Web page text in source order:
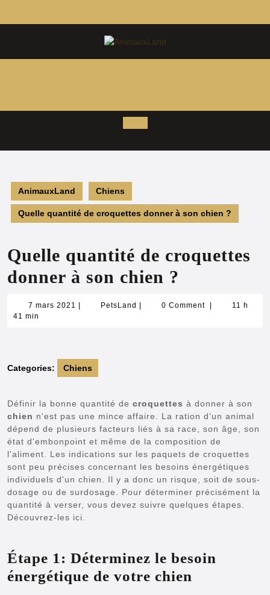
Open
Button
AnimauxLand Chiens
Quelle quantité de croquettes donner à son chien ?
Quelle quantité de croquettes
donner à son chien ?
7 mars 2021
7| PetsLand PetsLand
| 0 Comment |
11 h
41 min
Categories: Chiens
Définir la bonne quantité de croquettes à donner à son
chien n'est pas une mince affaire. La ration d'un animal
dépend de plusieurs facteurs liés à sa race, son âge, son
état d'embonpoint et même de la composition de
l'aliment. Les indications sur les paquets de croquettes
sont peu précises concernant les besoins énergétiques
individuels d'un chien. Il y a donc un risque, soit de sous-
dosage ou de surdosage. Pour déterminer précisément la
quantité à verser, vous devez suivre quelques étapes.
Découvrez-les ici.
Étape 1: Déterminez le besoin
énergétique de votre chien